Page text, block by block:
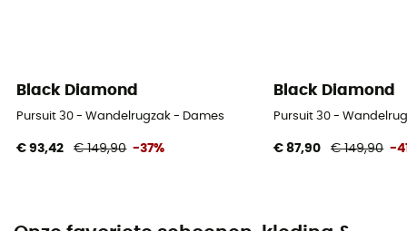
Black Diamond
Pursuit 30 - Wandelrugzak - Dames
€ 93,42 € 149,90 -37%
Black Diamond
Pursuit 30 -
€ 87,90 € 149,90 -